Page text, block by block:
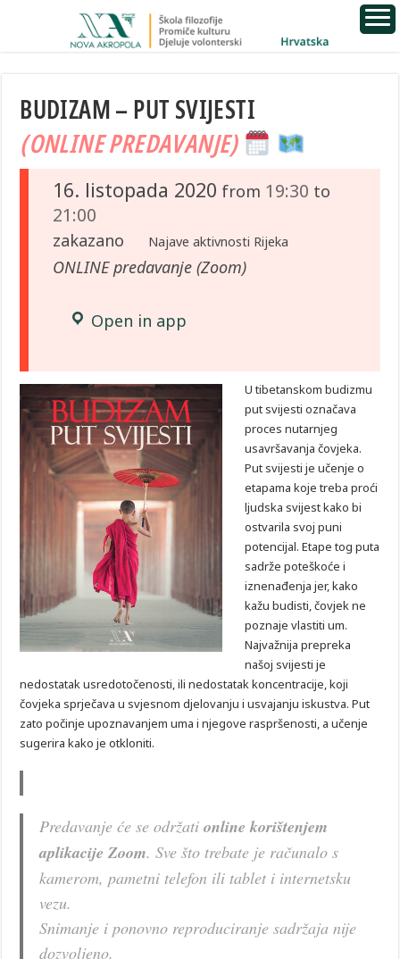
BUDIZAM – PUT SVIJESTI
(ONLINE PREDAVANJE)
16. listopada 2020 from 19:30 to
21:00
zakazano Najave aktivnosti Rijeka
ONLINE predavanje (Zoom)
Open in app
U tibetanskom budizmu
put svijesti označava
proces nutarnjeg
usavršavanja čovjeka.
Put svijesti je učenje o
etapama koje treba proći
ljudska svijest kako bi
ostvarila svoj puni
potencijal. Etape tog puta
sadrže poteškoće i
iznenađenja jer, kako
kažu budisti, čovjek ne
poznaje vlastiti um.
Najvažnija prepreka
našoj svijesti je
nedostatak usredotočenosti, ili nedostatak koncentracije, koji
čovjeka sprječava u svjesnom djelovanju i usvajanju iskustva. Put
zato počinje upoznavanjem uma i njegove raspršenosti, a učenje
sugerira kako je otkloniti.
Predavanje će se održationline korištenjem
aplikacije Zoom. Sve što trebate je računalo s
kamerom, pametni telefon ili tablet i internetsku
vezu.
Snimanje i ponovno reproduciranje sadržaja nije
dozvoljeno.